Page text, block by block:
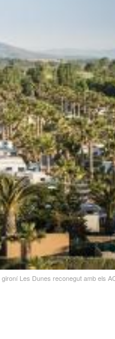
gironí Les Dunes reconegut amb els